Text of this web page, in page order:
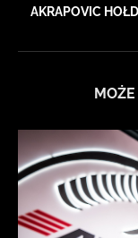
AKRAPOVIC